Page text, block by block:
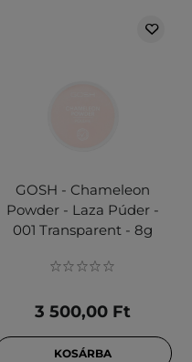
GOSH - Chameleon
Powder - Laza Púder -
001 Transparent - 8g
3 500,00 Ft
KOSÁRBA